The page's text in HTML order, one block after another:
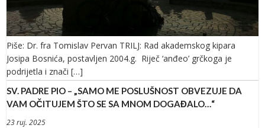
Piše: Dr. fra Tomislav Pervan TRILJ: Rad akademskog kipara
Josipa Bosnića, postavljen 2004.g. Riječ ‘anđeo’ grčkoga je
podrijetla i znači […]
SV. PADRE PIO – „SAMO ME POSLUŠNOST OBVEZUJE DA
VAM OČITUJEM ŠTO SE SA MNOM DOGAĐALO…“
23 ruj. 2025